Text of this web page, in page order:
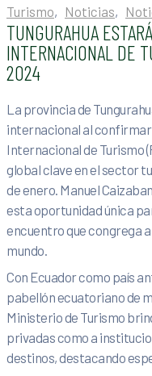
Turismo‚ Noticias‚
TUNGURAHUA
INTERNACIONAL DE
2024
La provincia de
internacional al
Internacional de Turismo
global clave en el sector
de enero. Manuel
esta oportunidad única
encuentro que congrega
mundo.
Con Ecuador como país
pabellón ecuatoriano de
Ministerio de Turismo
privadas como a
destinos, destacando